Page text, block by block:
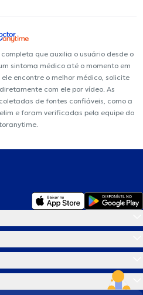
que auxilia o usuário desde o
sintoma médico até o momento em
encontre o melhor médico, solicite
com ele por vídeo. As
de fontes confiáveis, como a
e foram verificadas pela equipe do